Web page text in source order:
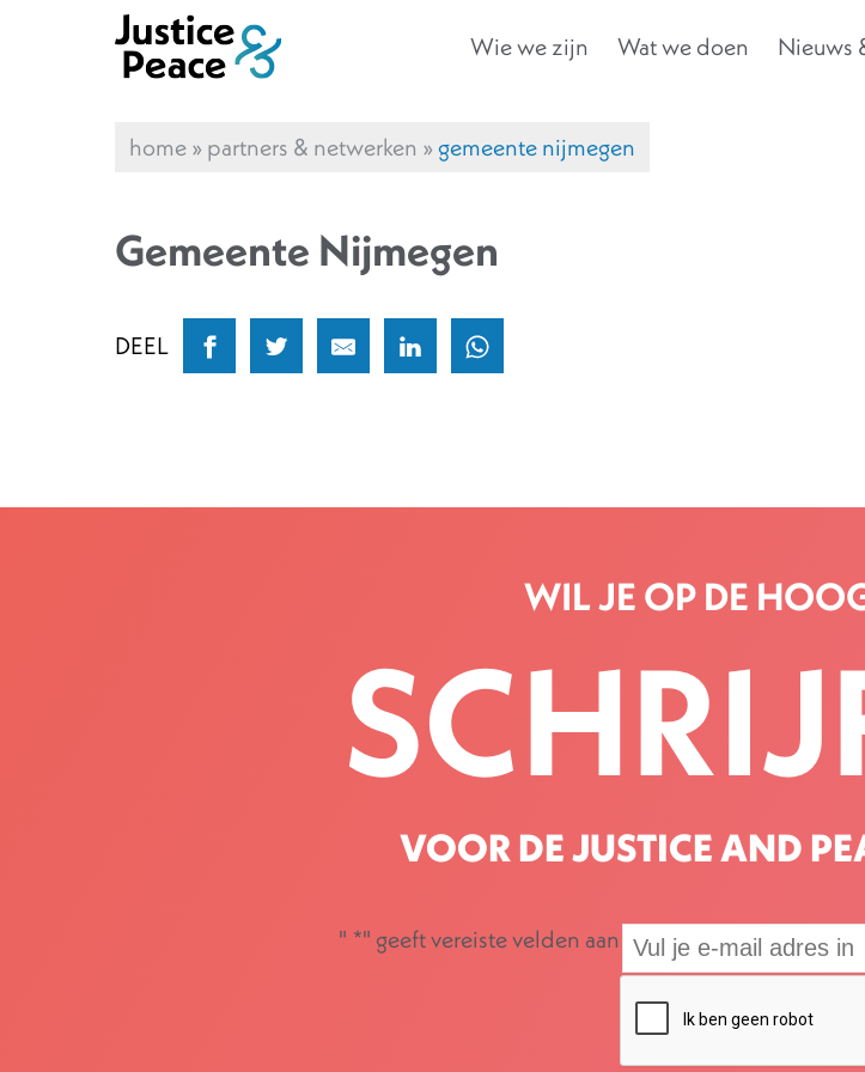
Wie we zijn Wat we doen Nieuws
home»partners & netwerken »gemeente nijmegen
Gemeente Nijmegen
DEEL
WIL JE OP DE
VOOR DE JUSTICE AND
" *" geeft vereiste velden aan